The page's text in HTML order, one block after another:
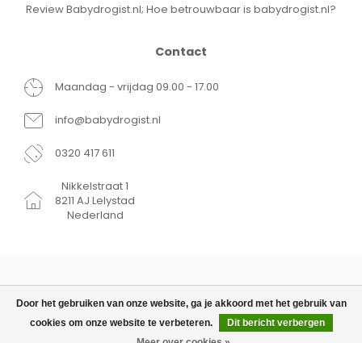
TOEVOEGEN AAN WINKELWAGEN
Door het gebruiken van onze website, ga je akkoord met het gebruik van
cookies om onze website te verbeteren.
Dit bericht verbergen
Review Babydrogist.nl; Hoe betrouwbaar is babydrogist.nl?
Contact
Maandag - vrijdag 09.00 - 17.00
info@babydrogist.nl
0320 417 611
Nikkelstraat 1
8211 AJ Lelystad
Nederland
© Copyright 2026 Babydrogist.nl